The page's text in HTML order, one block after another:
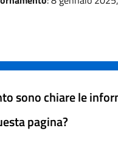
sono chiare le
pagina?